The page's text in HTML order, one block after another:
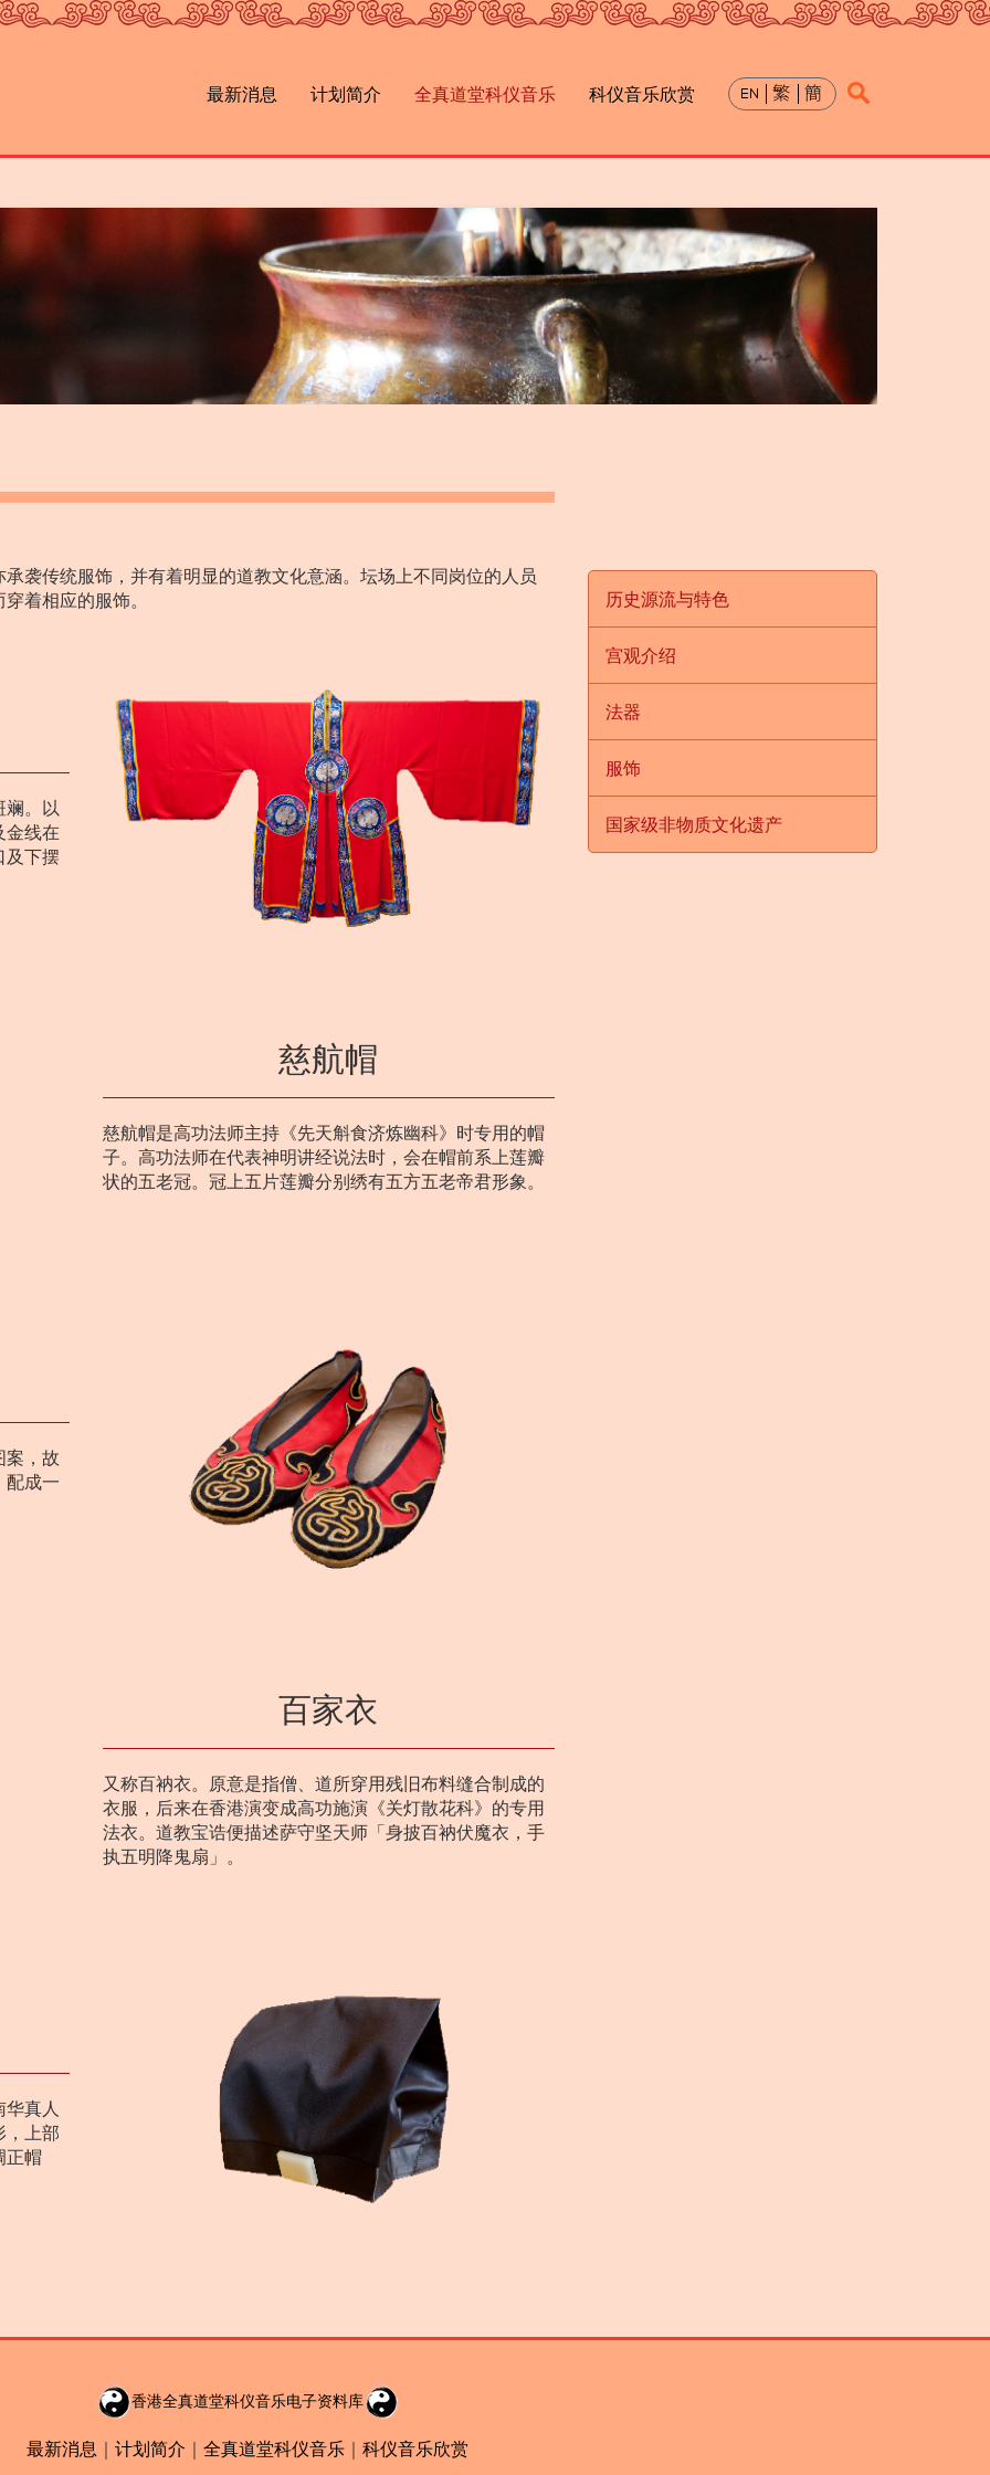
最新消息 计划简介 全真道堂科仪音乐 科仪音乐欣赏
袭传统服饰，并有着明显的道教文化意涵。坛场上不同岗位的人员
着相应的服饰。
斓。以
金线在
及下摆
慈航帽
慈航帽是高功法师主持《先天斛食济炼幽科》时专用的帽
子。高功法师在代表神明讲经说法时，会在帽前系上莲瓣
状的五老冠。冠上五片莲瓣分别绣有五方五老帝君形象。
案，故
配成一
百家衣
又称百衲衣。原意是指僧、道所穿用残旧布料缝合制成的
衣服，后来在香港演变成高功施演《关灯散花科》的专用
法衣。道教宝诰便描述萨守坚天师「身披百衲伏魔衣，手
执五明降鬼扇」。
真人
，上部
正帽
历史源流与特色
宫观介绍
法器
服饰
国家级非物质文化遗产
香港全真道堂科仪音乐电子资料库
最新消息 ｜ 计划简介 ｜ 全真道堂科仪音乐 ｜ 科仪音乐欣赏